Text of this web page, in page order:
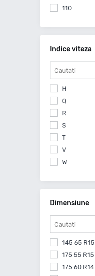
Firemax
Firestone
Fortuna
Fortune
Fronway
Fulda
General
General Tire
Gislaved
Giti
Grenlander
Gripmax
Gt Radial
Hankook
Headway
110
116
117
123
89
91
92
93
94
95
Indice viteza
H
Q
R
S
T
V
W
Dimensiune
145 65 R15
175 55 R15
175 60 R14